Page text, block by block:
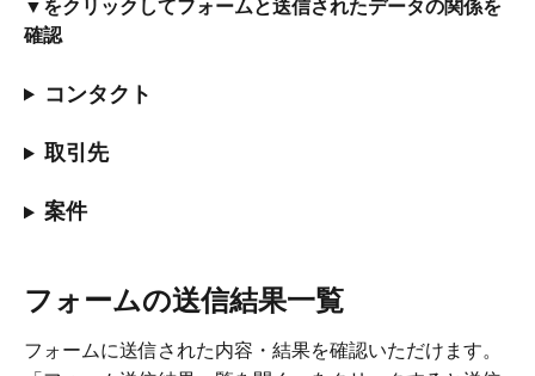
▼をクリックしてフォームと送信されたデータの関係を
確認
コンタクト
取引先
案件
フォームの送信結果一覧
フォームに送信された内容・結果を確認いただけます。